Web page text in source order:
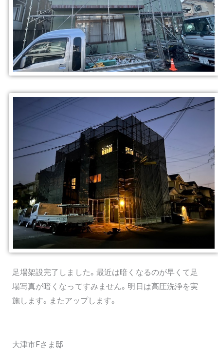
足場架設完了しました。最近は暗くなるのが早くて足
場写真が暗くなってすみません。明日は高圧洗浄を実
施します。またアップします。
大津市Fさま邸